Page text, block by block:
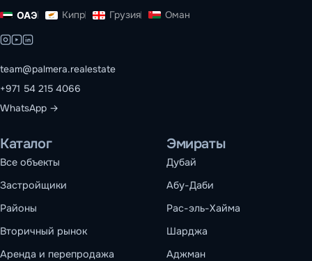
ОАЭ Кипр Грузия Оман
team@palmera.realestate
+971 54 215 4066
WhatsApp →
Каталог
Все объекты
Застройщики
Районы
Вторичный рынок
Аренда и перепродажа
Эмираты
Дубай
Абу-Даби
Рас-эль-Хайма
Шарджа
Аджман